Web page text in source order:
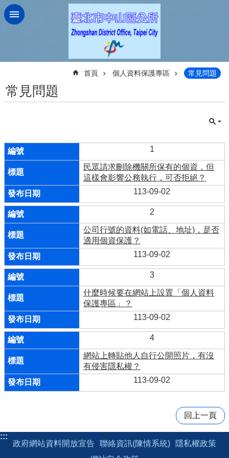
跳到主要內容區塊
首頁 個人資料保護專區 常見問題
常見問題
1
民眾請求刪除機關所保有的個資，但
這樣會影響公務執行，可否拒絕？
113-09-02
2
公司行號的資料(如電話、地址)，是否
適用個資保護？
113-09-02
3
什麼時候要在網站上設置「個人資料
保護專區」？
113-09-02
4
網站上轉貼他人自行公開照片，有沒
有侵害隱私權？
113-09-02
回上一頁
:::
政府網站資料開放宣告 聯絡資訊(陳情系統)
隱私權政策